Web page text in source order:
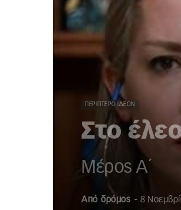
ΠΕΡΊΠΤΕΡΟ ΙΔΕΏΝ
Στο
Μέρος Α΄
Από δρόμος - 8